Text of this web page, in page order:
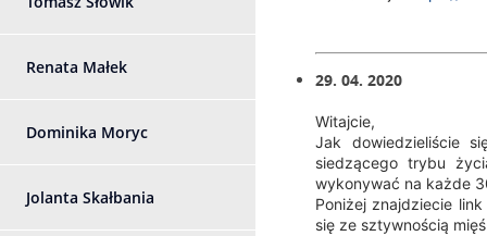
Renata Małek
Dominika Moryc
Jolanta Skałbania
29. 04. 2020
Witajcie,
Jak dowiedzieliście
siedzącego trybu
wykonywać na każde
Poniżej znajdziecie
się ze sztywnością